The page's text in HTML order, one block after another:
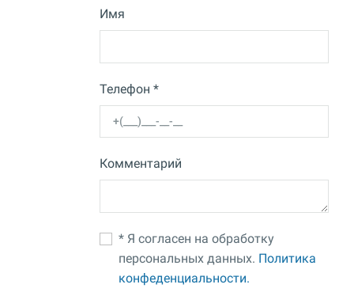
Имя
Телефон *
Комментарий
* Я согласен на обработку
персональных данных. Политика
конфеденциальности.